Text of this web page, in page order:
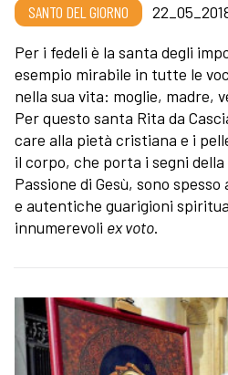
SANTO DEL GIORNO
Per i fedeli è la santa degli
esempio mirabile in tutte le
nella sua vita: moglie, madre,
Per questo santa Rita da
care alla pietà cristiana e i
il corpo, che porta i segni
Passione di Gesù, sono
e autentiche guarigioni
innumerevoli ex voto.